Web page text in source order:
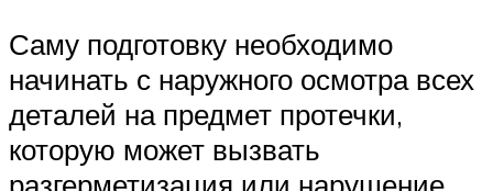
Саму подготовку необходимо
начинать с наружного осмотра всех
деталей на предмет протечки,
которую может вызвать